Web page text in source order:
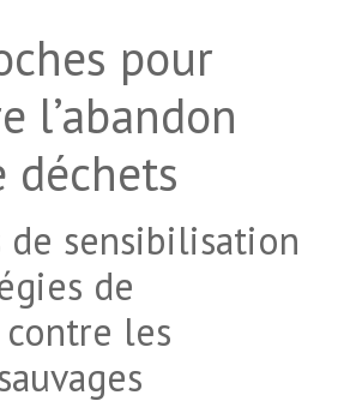
pour
l’abandon
déchets
de sensibilisation
de
les